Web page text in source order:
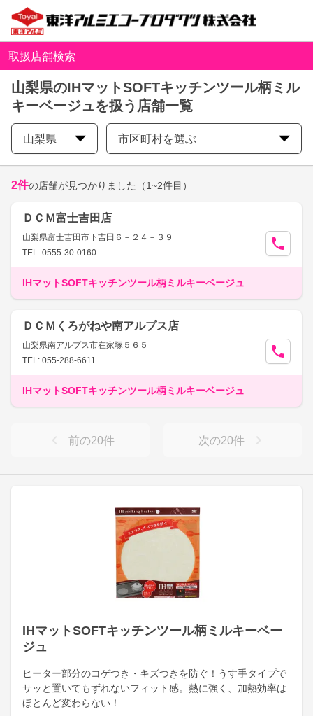
取扱店舗検索
山梨県のIHマットSOFTキッチンツール柄ミル
キーベージュを扱う店舗一覧
山梨県 市区町村を選ぶ
IHマットSOFTキッチンツール柄ミルキーベー
ジュ
ヒーター部分のコゲつき・キズつきを防ぐ！うす手タイプで
サッと置いてもずれないフィット感。熱に強く、加熱効率は
ほとんど変わらない！
2件の店舗が見つかりました （1~2件目）
ＤＣＭ富士吉田店
山梨県富士吉田市下吉田６－２４－３９
TEL: 0555-30-0160
IHマットSOFTキッチンツール柄ミルキーベージュ
ＤＣＭくろがねや南アルプス店
山梨県南アルプス市在家塚５６５
TEL: 055-288-6611
IHマットSOFTキッチンツール柄ミルキーベージュ
前の20件 次の20件